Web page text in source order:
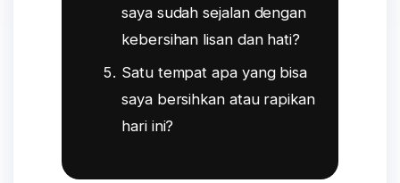
saya sudah sejalan dengan
kebersihan lisan dan hati?
Satu tempat apa yang bisa
saya bersihkan atau rapikan
hari ini?